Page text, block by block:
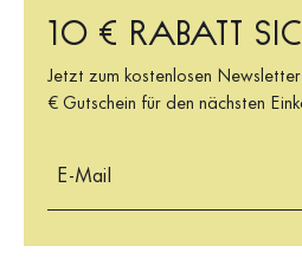
10 € Rabatt
Jetzt zum kostenlosen
€ Gutschein für den nächsten